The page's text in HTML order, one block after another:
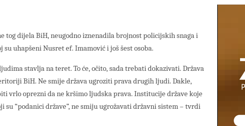
tog dijela BiH, neugodno iznenadila brojnost policijskih snaga i
uhapšeni Nusret ef. Imamović i još šest osoba.
stavlja na teret. To će, očito, sada trebati dokazivati. Država
BiH. Ne smije država ugroziti prava drugih ljudi. Dakle,
vrlo oprezni da ne kršimo ljudska prava. Institucije države koje
“podanici države”, ne smiju ugrožavati državni sistem – tvrdi